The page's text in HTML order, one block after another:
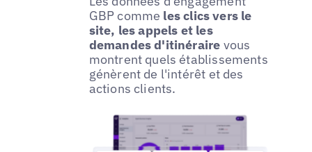
GBP comme les clics vers le
site, les appels et les
demandes d'itinéraire vous
montrent quels établissements
génèrent de l'intérêt et des
actions clients.